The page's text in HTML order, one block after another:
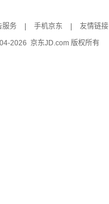
服务 手机京东 友情链接
2026 京东JD.com 版权所有